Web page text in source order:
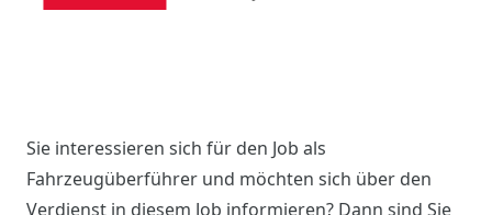
Sie interessieren sich für den Job als
Fahrzeugüberführer und möchten sich über den
Verdienst in diesem Job informieren? Dann sind Sie